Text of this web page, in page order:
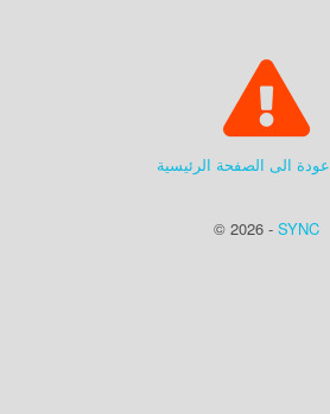
عودة الى الصفحة الرئيسية
© 2026 - SYNC